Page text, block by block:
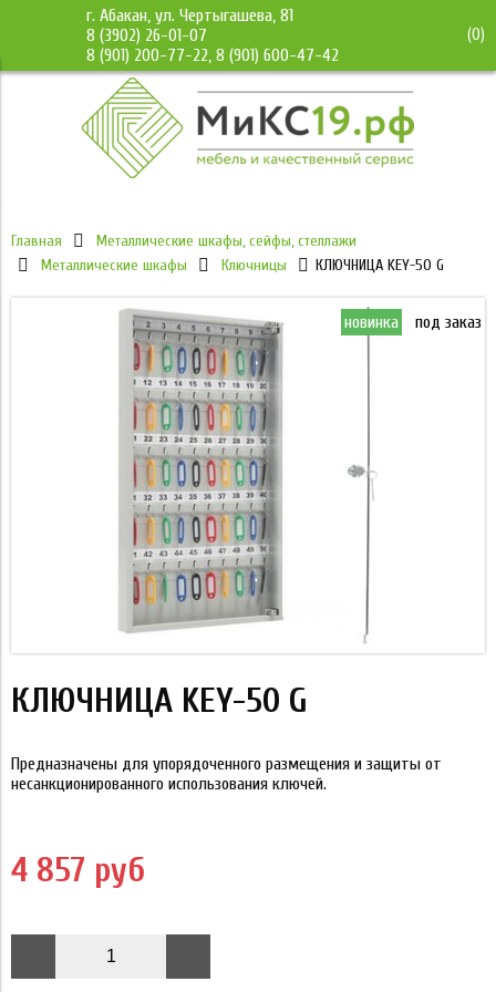
г. Абакан, ул. Чертыгашева, 81
8 (3902) 26-01-07
8 (901) 200-77-22, 8 (901) 600-47-42
(0)
Главная
Металлические шкафы, сейфы, стеллажи
Металлические шкафы
Ключницы КЛЮЧНИЦА KEY-50 G
новинка под заказ
КЛЮЧНИЦА KEY-50 G
Предназначены для упорядоченного размещения и защиты от
несанкционированного использования ключей.
4 857 руб